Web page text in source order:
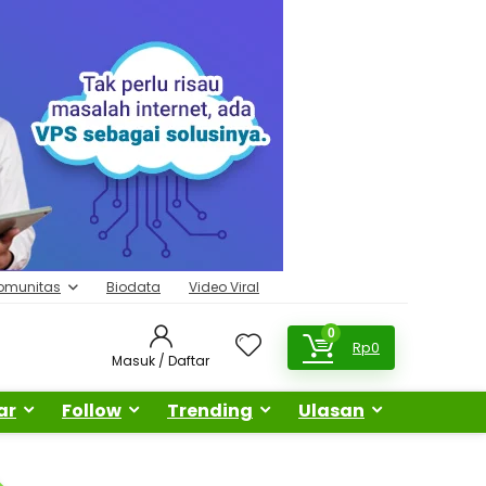
Biodata Video Viral
Masuk / Daftar
0
Rp0
Follow Trending Ulasan